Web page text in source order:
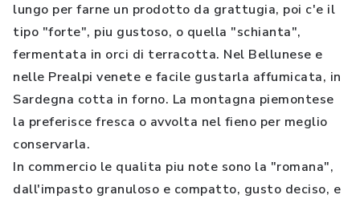
lungo per farne un prodotto da grattugia, poi c'e il
tipo "forte", piu gustoso, o quella "schianta",
fermentata in orci di terracotta. Nel Bellunese e
nelle Prealpi venete e facile gustarla affumicata, in
Sardegna cotta in forno. La montagna piemontese
la preferisce fresca o avvolta nel fieno per meglio
conservarla.
In commercio le qualita piu note sono la "romana",
dall'impasto granuloso e compatto, gusto deciso, e